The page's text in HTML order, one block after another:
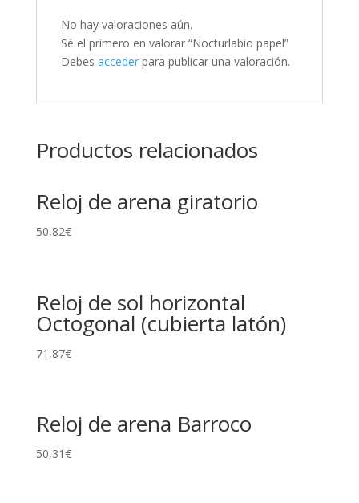
No hay valoraciones aún.
Sé el primero en valorar “Nocturlabio papel”
Debes accederpara publicar una valoración.
Productos relacionados
Reloj de arena giratorio
50,82€
Reloj de sol horizontal
Octogonal (cubierta latón)
71,87€
Reloj de arena Barroco
50,31€